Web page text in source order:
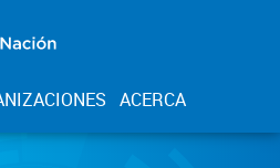
ACERCA